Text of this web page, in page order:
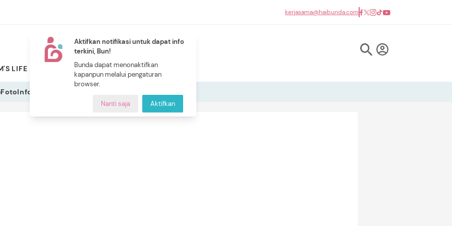
Aktifkan notifikasi untuk dapat info
terkini, Bun!
Bunda dapat menonaktifkan
kapanpun melalui pengaturan
browser.
Nanti saja Aktifkan
kerjasama@haibunda.com
LIFE PILIHAN BUNDA
NEW
CERITA BUNDA
FotoInfografis